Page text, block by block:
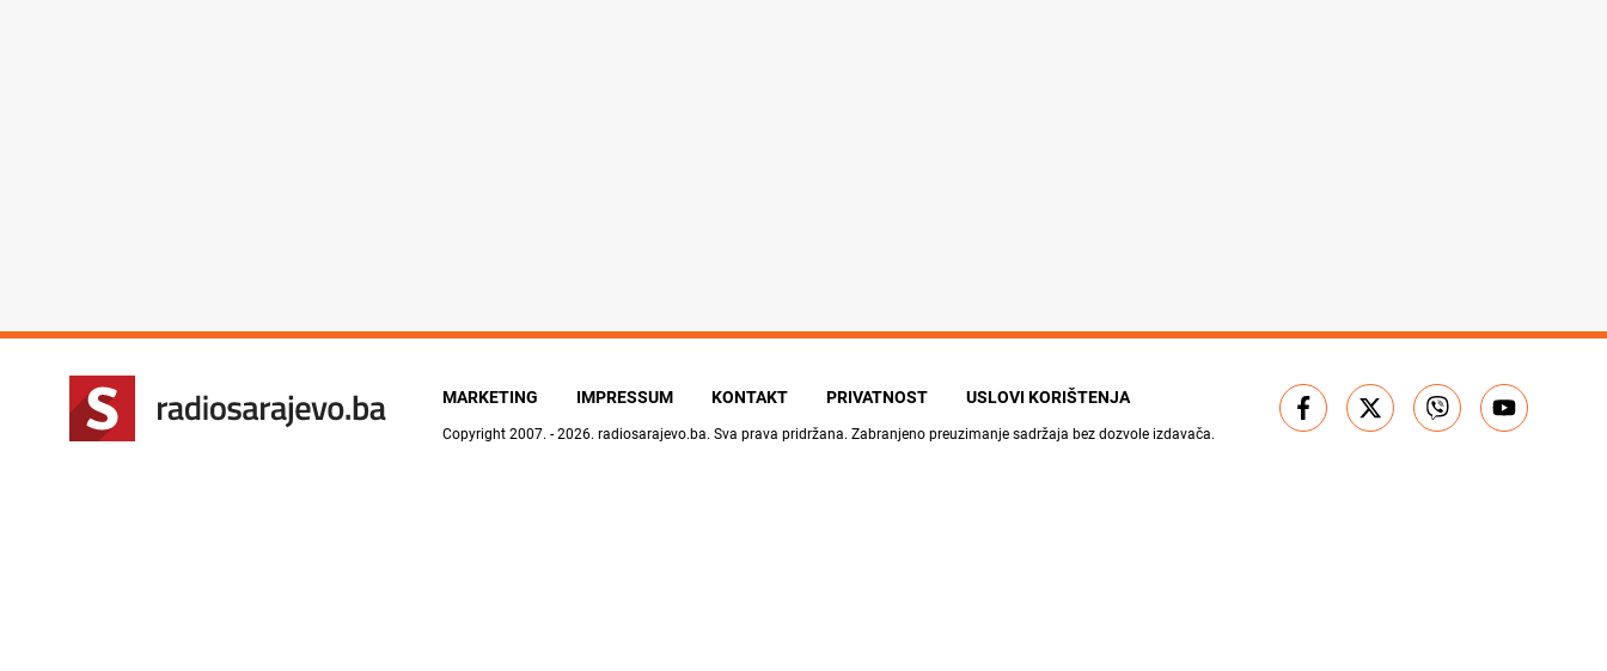
MARKETING IMPRESSUM KONTAKT PRIVATNOST USLOVI KORIŠTENJA
Copyright 2007. - 2026. radiosarajevo.ba. Sva prava pridržana. Zabranjeno preuzimanje sadržaja bez dozvole izdavača.